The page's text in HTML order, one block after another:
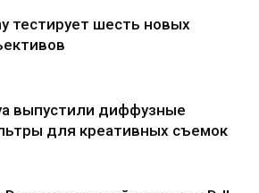
тестирует шесть новых
выпустили диффузные
для креативных съемок